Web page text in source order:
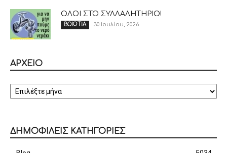
ΟΛΟΙ ΣΤΟ ΣΥΛΛΑΛΗΤΗΡΙΟ!
ΒΟΙΩΤΙΑ 30 Ιουλίου, 2026
ΑΡΧΕΙΟ
ΔΗΜΟΦΙΛΕΙΣ ΚΑΤΗΓΟΡΙΕΣ